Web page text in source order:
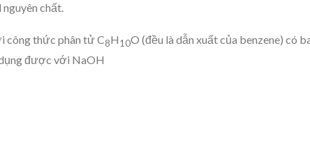
chất.
công thức phân tử C8H10O (đều là dẫn xuất của benzene) có
được với NaOH